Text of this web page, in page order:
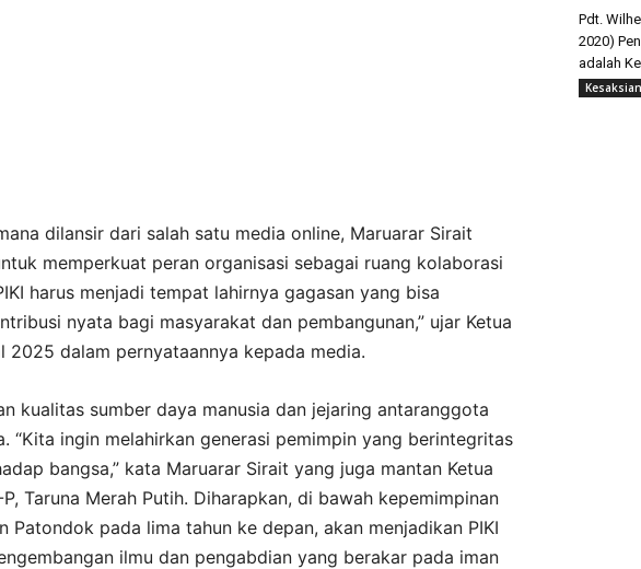
dilansir dari salah satu media online, Maruarar Sirait
memperkuat peran organisasi sebagai ruang kolaborasi
harus menjadi tempat lahirnya gagasan yang bisa
nyata bagi masyarakat dan pembangunan,” ujar Ketua
2025 dalam pernyataannya kepada media.
kualitas sumber daya manusia dan jejaring antaranggota
“Kita ingin melahirkan generasi pemimpin yang berintegritas
bangsa,” kata Maruarar Sirait yang juga mantan Ketua
Taruna Merah Putih. Diharapkan, di bawah kepemimpinan
Patondok pada lima tahun ke depan, akan menjadikan PIKI
ilmu dan pengabdian yang berakar pada iman
Pdt.
2020)
adalah
Kesaksian